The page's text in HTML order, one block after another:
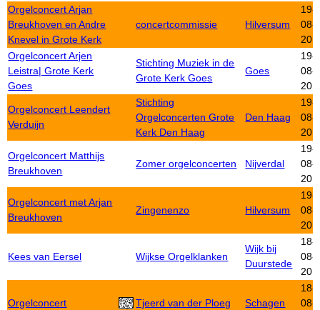
Orgelconcert Arjan
Breukhoven en Andre
Knevel in Grote Kerk
concertcommissie Hilversum
19-
08-
Orgelconcert Arjen
Leistra| Grote Kerk
Goes
Stichting Muziek in de
Grote Kerk Goes
Goes
19-
08-
Orgelconcert Leendert
Verduijn
Stichting
Orgelconcerten Grote
Kerk Den Haag
Den Haag
19-
08-
Orgelconcert Matthijs
Breukhoven
Zomer orgelconcerten Nijverdal
19-
08-
Orgelconcert met Arjan
Breukhoven
Zingenenzo Hilversum
19-
08-
Kees van Eersel Wijkse Orgelklanken
Wijk bij
Duurstede
18-
08-
Orgelconcert Tjeerd van der Ploeg Schagen
18-
08-